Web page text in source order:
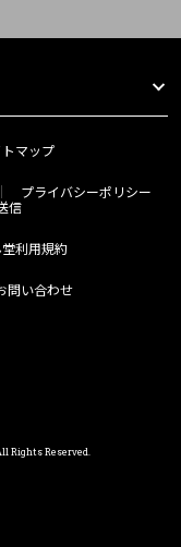
マップ
プライバシーポリシー
信
利用規約
問い合わせ
Rights Reserved.